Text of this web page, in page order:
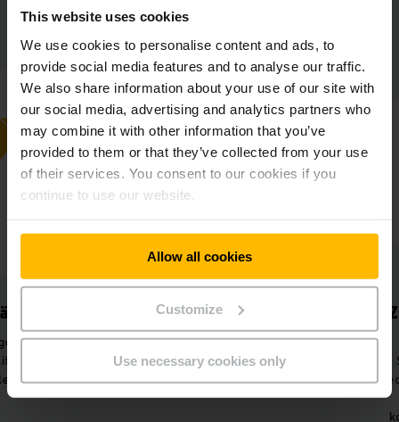
This website uses cookies
We use cookies to personalise content and ads, to
provide social media features and to analyse our traffic.
We also share information about your use of our site with
our social media, advertising and analytics partners who
may combine it with other information that you’ve
provided to them or that they’ve collected from your use
of their services. You consent to our cookies if you
continue to use our website.
Allow all cookies
Customize
Use necessary cookies only
Wacker Neuson Produktion GmbH &
Co. KG auf einen Blick
Mehr Lagerplatz
Optimal ausgenutzte Fläche dank
Hochregallager mit 8.416
Stellplätzen.
techniker sind
vor Ort –